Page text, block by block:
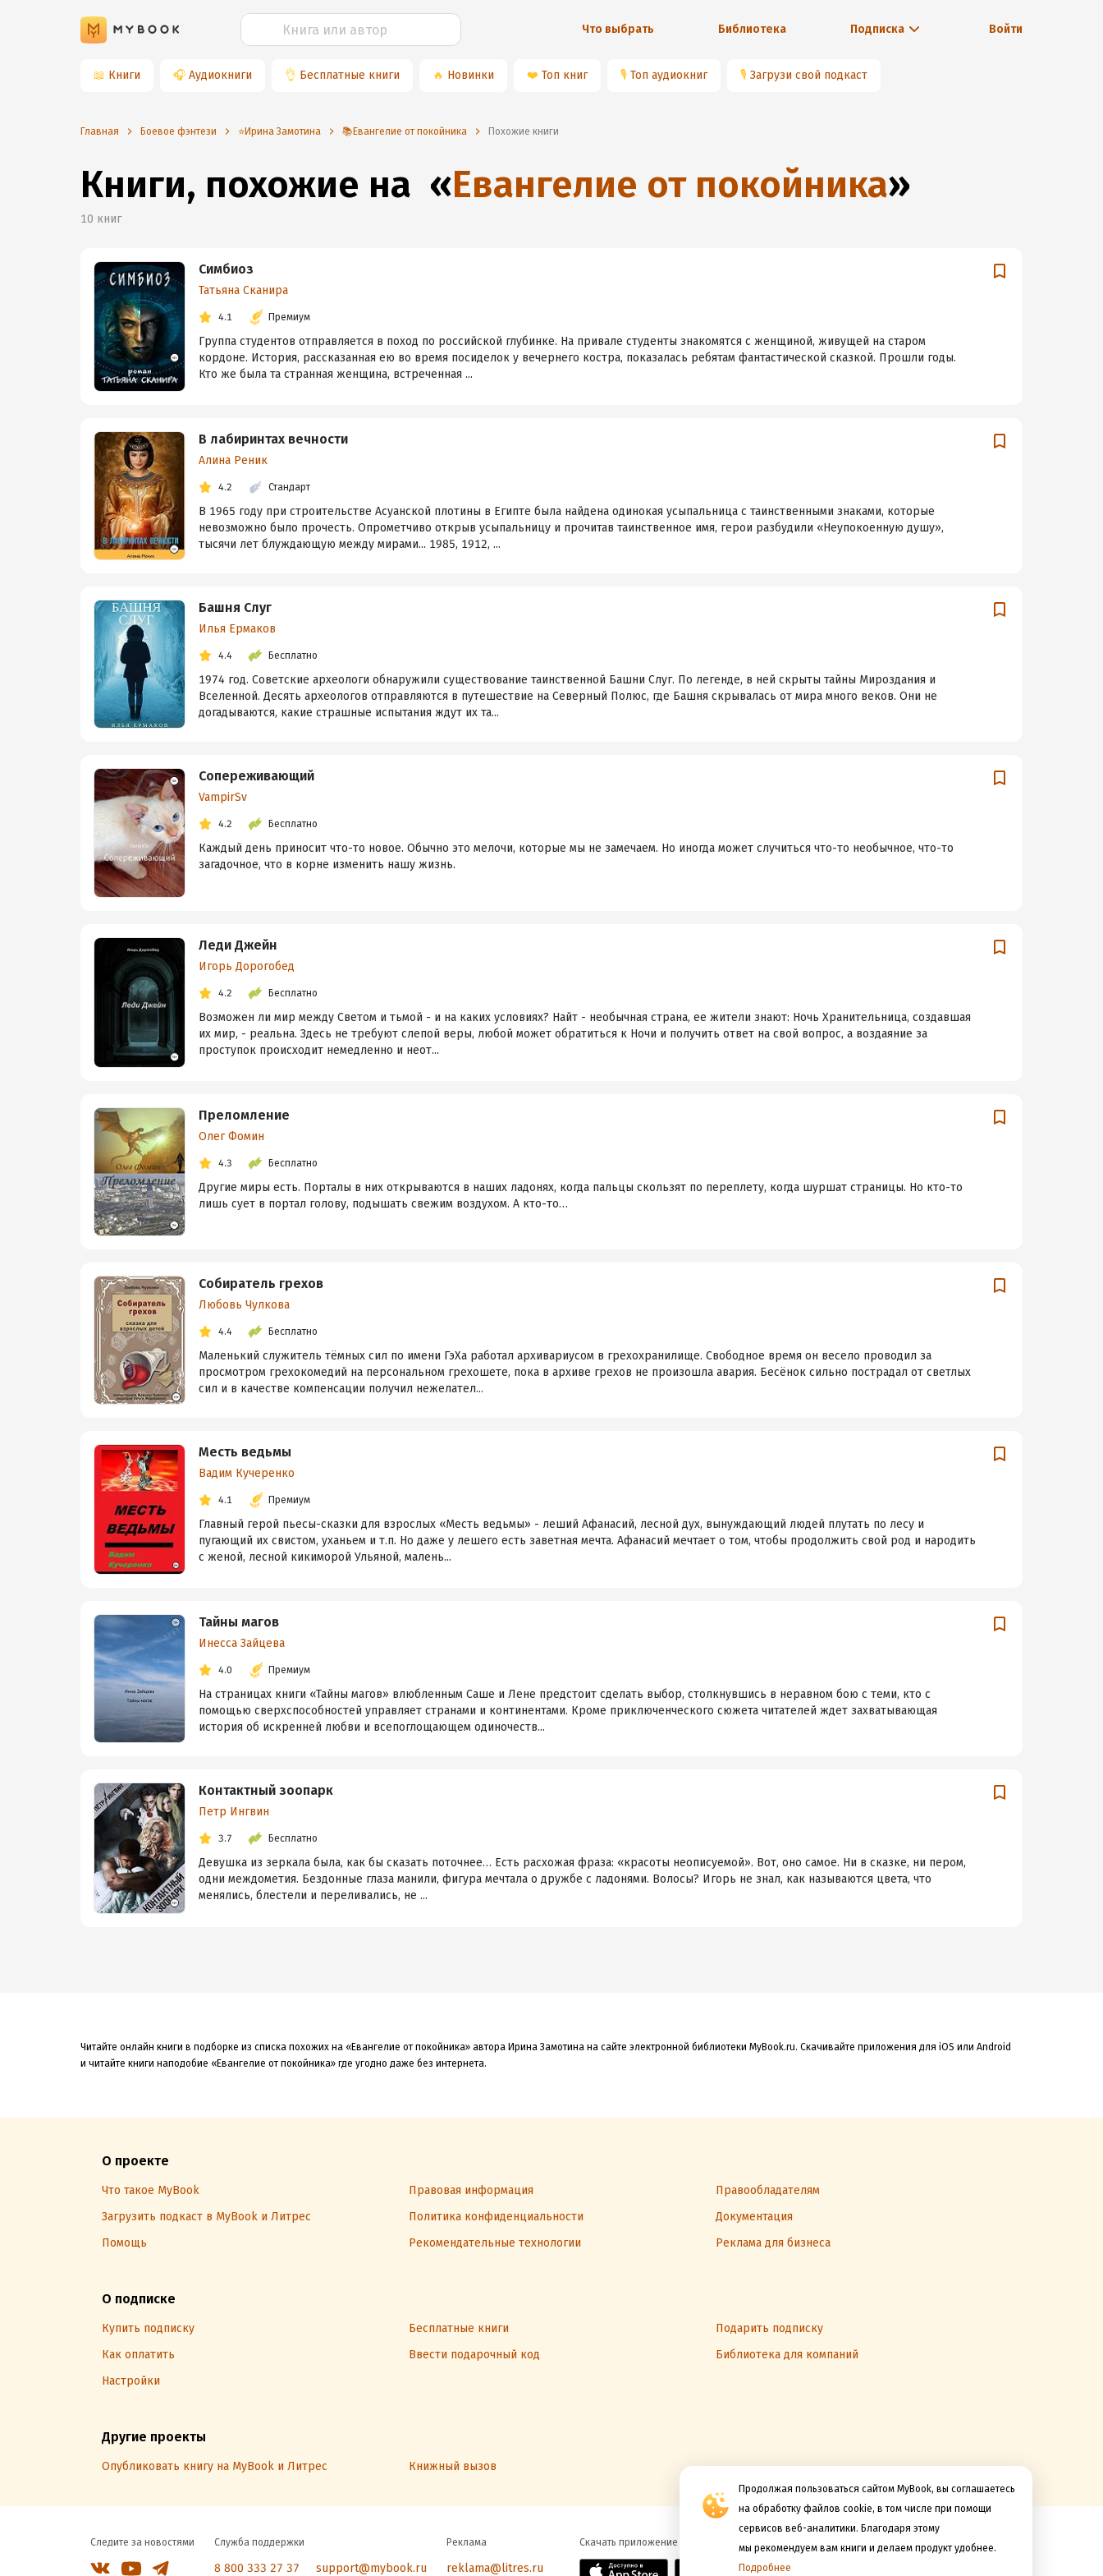
Что выбрать Библиотека Подписка Войти
📖 Книги 🎧 Аудиокниги 👌 Бесплатные книги 🔥 Новинки ❤️ Топ книг 🎙 Топ аудиокниг 🎙 Загрузи свой подкаст
Продолжая пользоваться сайтом MyBook, вы соглашаетесь
на обработку файлов cookie, в том числе при помощи
сервисов веб-аналитики. Благодаря этому
мы рекомендуем вам книги и делаем продукт удобнее.
Подробнее
Главная Боевое фэнтези ⭐️Ирина Замотина 📚Евангелие от покойника Похожие книги
Книги, похожие на «Евангелие от покойника»
10 книг
Симбиоз
Татьяна Сканира
4.1 Премиум
Группа студентов отправляется в поход по российской глубинке. На привале студенты знакомятся с женщиной, живущей на старом
кордоне. История, рассказанная ею во время посиделок у вечернего костра, показалась ребятам фантастической сказкой. Прошли годы.
Кто же была та странная женщина, встреченная ...
В лабиринтах вечности
Алина Реник
4.2 Стандарт
В 1965 году при строительстве Асуанской плотины в Египте была найдена одинокая усыпальница с таинственными знаками, которые
невозможно было прочесть. Опрометчиво открыв усыпальницу и прочитав таинственное имя, герои разбудили «Неупокоенную душу»,
тысячи лет блуждающую между мирами... 1985, 1912, ...
Башня Слуг
Илья Ермаков
4.4 Бесплатно
1974 год. Советские археологи обнаружили существование таинственной Башни Слуг. По легенде, в ней скрыты тайны Мироздания и
Вселенной. Десять археологов отправляются в путешествие на Северный Полюс, где Башня скрывалась от мира много веков. Они не
догадываются, какие страшные испытания ждут их та...
Сопереживающий
VampirSv
4.2 Бесплатно
Каждый день приносит что-то новое. Обычно это мелочи, которые мы не замечаем. Но иногда может случиться что-то необычное, что-то
загадочное, что в корне изменить нашу жизнь.
Леди Джейн
Игорь Дорогобед
4.2 Бесплатно
Возможен ли мир между Светом и тьмой - и на каких условиях? Найт - необычная страна, ее жители знают: Ночь Хранительница, создавшая
их мир, - реальна. Здесь не требуют слепой веры, любой может обратиться к Ночи и получить ответ на свой вопрос, а воздаяние за
проступок происходит немедленно и неот...
Преломление
Олег Фомин
4.3 Бесплатно
Другие миры есть. Порталы в них открываются в наших ладонях, когда пальцы скользят по переплету, когда шуршат страницы. Но кто-то
лишь сует в портал голову, подышать свежим воздухом. А кто-то…
Собиратель грехов
Любовь Чулкова
4.4 Бесплатно
Маленький служитель тёмных сил по имени ГэХа работал архивариусом в грехохранилище. Свободное время он весело проводил за
просмотром грехокомедий на персональном грехошете, пока в архиве грехов не произошла авария. Бесёнок сильно пострадал от светлых
сил и в качестве компенсации получил нежелател...
Месть ведьмы
Вадим Кучеренко
4.1 Премиум
Главный герой пьесы-сказки для взрослых «Месть ведьмы» - леший Афанасий, лесной дух, вынуждающий людей плутать по лесу и
пугающий их свистом, уханьем и т.п. Но даже у лешего есть заветная мечта. Афанасий мечтает о том, чтобы продолжить свой род и народить
с женой, лесной кикиморой Ульяной, малень...
Тайны магов
Инесса Зайцева
4.0 Премиум
На страницах книги «Тайны магов» влюбленным Саше и Лене предстоит сделать выбор, столкнувшись в неравном бою с теми, кто с
помощью сверхспособностей управляет странами и континентами. Кроме приключенческого сюжета читателей ждет захватывающая
история об искренней любви и всепоглощающем одиночеств...
Контактный зоопарк
Петр Ингвин
3.7 Бесплатно
Девушка из зеркала была, как бы сказать поточнее… Есть расхожая фраза: «красоты неописуемой». Вот, оно самое. Ни в сказке, ни пером,
одни междометия. Бездонные глаза манили, фигура мечтала о дружбе с ладонями. Волосы? Игорь не знал, как называются цвета, что
менялись, блестели и переливались, не ...
Читайте онлайн книги в подборке из списка похожих на «Евангелие от покойника» автора Ирина Замотина на сайте электронной библиотеки MyBook.ru. Скачивайте приложения для iOS или Android
и читайте книги наподобие «Евангелие от покойника» где угодно даже без интернета.
О проекте
Что такое MyBook Правовая информация
Правообладателям
Загрузить подкаст в MyBook и Литрес
Политика конфиденциальности
Документация
Помощь
Рекомендательные технологии Реклама для бизнеса
О подписке
Купить подписку Бесплатные книги
Подарить подписку
Как оплатить
Ввести подарочный код
Библиотека для компаний
Настройки
Другие проекты
Опубликовать книгу на MyBook и Литрес Книжный вызов
Следите за новостями Служба поддержки
8 800 333 27 37 support@mybook.ru
Реклама
reklama@litres.ru
Скачать приложение